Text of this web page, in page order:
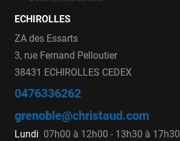
ECHIROLLES
ZA des Essarts
3, rue Fernand Pelloutier
38431 ECHIROLLES CEDEX
0476336262
grenoble@christaud.com
Lundi 07h00 à 12h00 - 13h30 à 17h30